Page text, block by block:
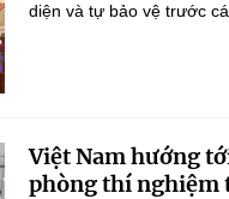
diện và tự bảo vệ trước
Việt Nam hướng
phòng thí nghiệm